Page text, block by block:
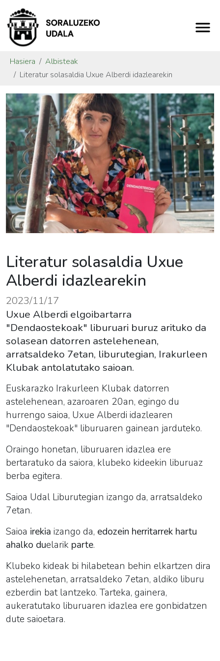
Hasiera
Albisteak
Literatur solasaldia Uxue Alberdi idazlearekin
Literatur solasaldia Uxue
Alberdi idazlearekin
2023/11/17
Uxue Alberdi elgoibartarra
"Dendaostekoak" liburuari buruz arituko da
solasean datorren astelehenean,
arratsaldeko 7etan, liburutegian, Irakurleen
Klubak antolatutako saioan.
Euskarazko Irakurleen Klubak datorren
astelehenean, azaroaren 20an, egingo du
hurrengo saioa, Uxue Alberdi idazlearen
"Dendaostekoak" liburuaren gainean jarduteko.
Oraingo honetan, liburuaren idazlea ere
bertaratuko da saiora, klubeko kideekin liburuaz
berba egitera.
Saioa Udal Liburutegian izango da, arratsaldeko
7etan.
Saioa irekia izango da, edozein herritarrek hartu
ahalko duelarik parte.
Klubeko kideak bi hilabetean behin elkartzen dira
astelehenetan, arratsaldeko 7etan, aldiko liburu
ezberdin bat lantzeko. Tarteka, gainera,
aukeratutako liburuaren idazlea ere gonbidatzen
dute saioetara.